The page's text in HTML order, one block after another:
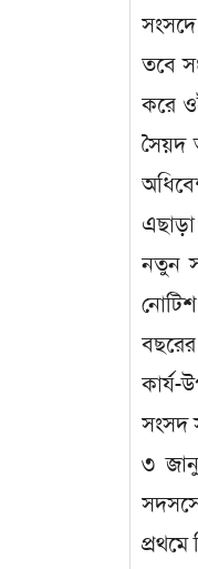
তবে
করে
সৈয়দ
নতুন
কার্য-
সংসদ
৩